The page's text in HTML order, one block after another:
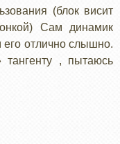
(блок висит
Сам динамик
его отлично слышно.
, пытаюсь